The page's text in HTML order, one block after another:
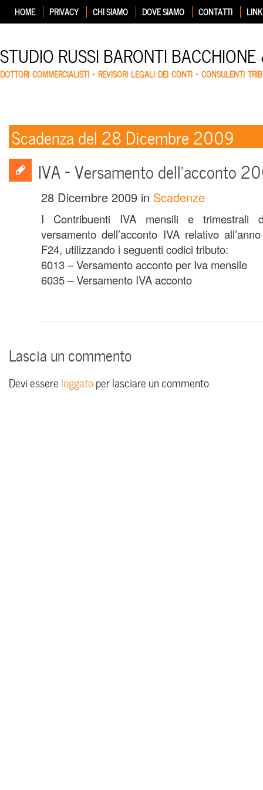
HOME PRIVACY CHI SIAMO DOVE SIAMO CONTATTI LINK
STUDIO RUSSI BARONTI
DOTTORI COMMERCIALISTI – REVISORI LEGALI DEI CONTI – CONSULENTI
Scadenza del 28 Dicembre 2009
IVA – Versamento dell’acconto
28 Dicembre 2009 in Scadenze
I Contribuenti IVA mensili e trimestrali
versamento dell’acconto IVA relativo
F24, utilizzando i seguenti codici tributo:
6013 – Versamento acconto per Iva mensile
6035 – Versamento IVA acconto
Lascia un commento
Devi essere loggatoper lasciare un commento.